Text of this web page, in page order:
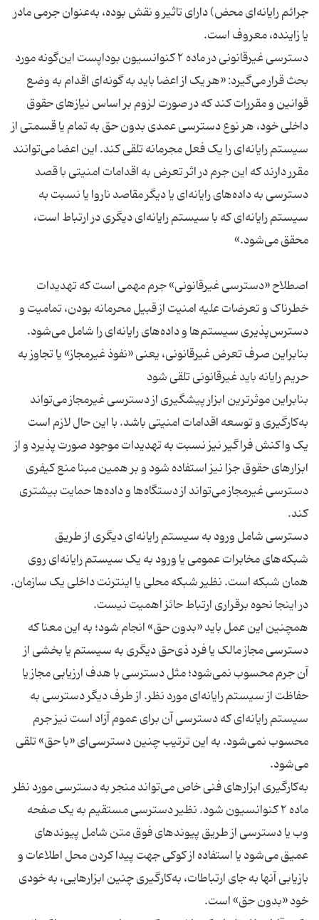
جرائم رایانه‌ای محض) دارای تاثیر و نقش بوده، به‌عنوان جرمی مادر
دسترسی غیرقانونی در ماده ۲ کنوانسیون بوداپست این‌گونه مورد
بحث قرار می‌گیرد: «هر یک از اعضا باید به گونه‌ای اقدام به وضع
قوانین و مقررات کند که در صورت لزوم بر اساس نیازهای حقوق
داخلی خود، هر نوع دسترسی عمدی بدون حق به تمام یا قسمتی از
سیستم رایانه‌ای را یک فعل مجرمانه تلقی کند. این اعضا می‌توانند
مقرر دارند که این جرم در اثر تعرض به اقدامات امنیتی با قصد
دسترسی به داده‌های رایانه‌ای یا دیگر مقاصد ناروا یا نسبت به
سیستم رایانه‌ای که با سیستم رایانه‌ای دیگری در ارتباط است،
اصطلاح «دسترسی غیرقانونی» جرم مهمی است که تهدیدات
خطرناک و تعرضات علیه امنیت از قبیل محرمانه بودن، تمامیت و
دسترس‌پذیری سیستم‌ها و داده‌های رایانه‌ای را شامل می‌شود.
بنابراین صرف تعرض غیرقانونی، یعنی «نفوذ غیرمجاز» یا تجاوز به
بنابراین موثرترین ابزار پیشگیری از دسترسی غیرمجاز می‌تواند
به‌کارگیری و توسعه اقدامات امنیتی باشد. با این حال لازم است
یک واکنش فراگیر نیز نسبت به تهدیدات موجود صورت پذیرد و از
ابزارهای حقوق جزا نیز استفاده شود و بر همین مبنا منع کیفری
دسترسی غیرمجاز می‌تواند از دستگاه‌ها و داده‌ها حمایت بیشتری
دسترسی شامل ورود به سیستم رایانه‌ای دیگری از طریق
شبکه‌های مخابرات عمومی یا ورود به یک سیستم رایانه‌ای روی
همان شبکه است. نظیر شبکه محلی یا اینترنت داخلی یک سازمان.
همچنین این عمل باید «بدون حق» انجام شود؛ به این معنا که
دسترسی مجاز مالک یا فرد ذی‌حق دیگری به سیستم یا بخشی از
آن جرم محسوب نمی‌شود؛ مثل دسترسی با هدف ارزیابی مجاز یا
حفاظت از سیستم رایانه‌ای مورد نظر. از طرف دیگر دسترسی به
سیستم رایانه‌ای که دسترسی آن برای عموم آزاد است نیز جرم
محسوب نمی‌شود. به این ترتیب چنین دسترسی‌ای «با حق» تلقی
به‌کارگیری ابزارهای فنی خاص می‌تواند منجر به دسترسی مورد نظر
ماده ۲ کنوانسیون شود. نظیر دسترسی مستقیم به یک صفحه
وب یا دسترسی از طریق پیوندهای فوق متن شامل پیوندهای
عمیق می‌شود یا استفاده از کوکی جهت پیدا کردن محل اطلاعات و
بازیابی آنها به جای ارتباطات، به‌کارگیری چنین ابزارهایی، به خودی